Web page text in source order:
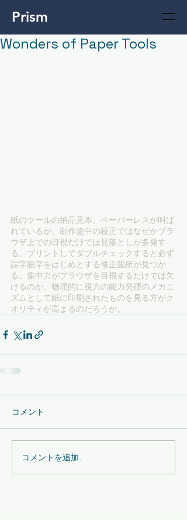
Prism
Wonders of Paper Tools
紙のツールの納品見本。ペーパーレスが叫ば
れているが、制作途中の校正ではなぜかブラ
ウザ上での目視だけでは見落としが多発す
る。プリントしてダブルチェックすると必ず
誤字脱字をはじめとする修正箇所が見つか
る。集中力がブラウザを目視するだけでは欠
けるのか、物理的に視力の能力発揮のメカニ
ズムとして紙に印刷されたものを見る方がク
オリティが高まるのだろうか。
コメント
コメントを追加…